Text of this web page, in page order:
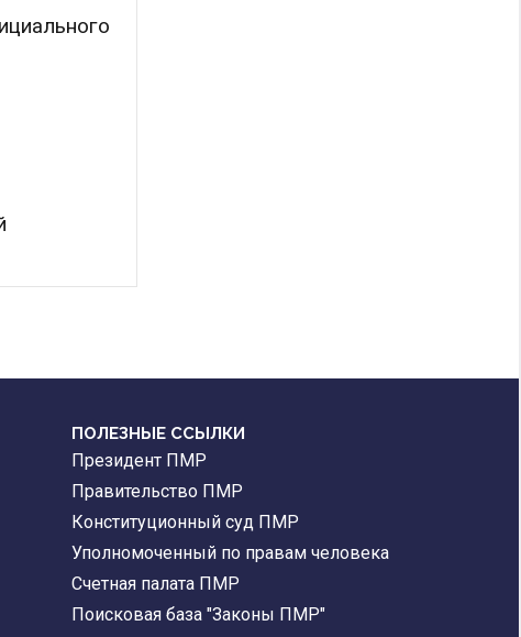
ПОЛЕЗНЫЕ ССЫЛКИ
Президент ПМР
Правительство ПМР
Конституционный суд ПМР
Уполномоченный по правам человека
Счетная палата ПМР
Поисковая база "Законы ПМР"